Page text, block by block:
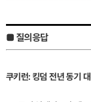
■ 질의응답
쿠키런: 킹덤 전년 동기